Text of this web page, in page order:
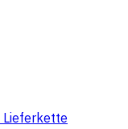
Lieferkette